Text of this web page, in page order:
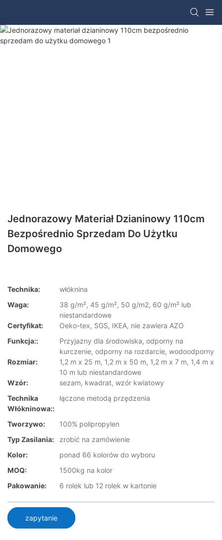
Jednorazowy Materiał Dzianinowy 110cm
Bezpośrednio Sprzedam Do Użytku
Domowego
Technika:
włóknina
Waga:
38 g/m², 45 g/m², 50 g/m2, 60 g/m² lub
niestandardowe
Certyfikat:
Oeko-tex, SGS, IKEA, nie zawiera AZO
Funkcja::
Przyjazny dla środowiska, odporny na
kurczenie, odporny na rozdarcie, wodoodporny
Rozmiar:
1,2 m x 25 m, 1,2 m x 50 m, 1,2 m x 7 m, 1,4 m x
10 m lub niestandardowe
Wzór:
sezam, kwadrat, wzór kwiatowy
Technika
Włókninowa::
łączone metodą przędzenia
Tworzywo:
100% polipropylen
Typ Zasilania:
zrobić na zamówienie
Kolor:
ponad 66 kolorów do wyboru
MOQ:
1500kg na kolor
Pakowanie:
6 rolek lub 12 rolek w kartonie
zapytanie